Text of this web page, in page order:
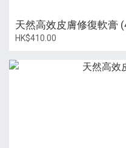
天然高效皮膚修復軟膏
HK$410.00